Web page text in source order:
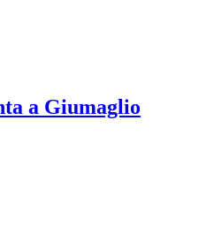
a Giumaglio